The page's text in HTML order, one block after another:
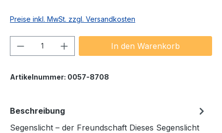
Preise inkl. MwSt. zzgl. Versandkosten
Produkt Anzahl: Gib denIn den Warenkorb
Artikelnummer: 0057-8708
Beschreibung
Segenslicht – der Freundschaft Dieses Segenslicht